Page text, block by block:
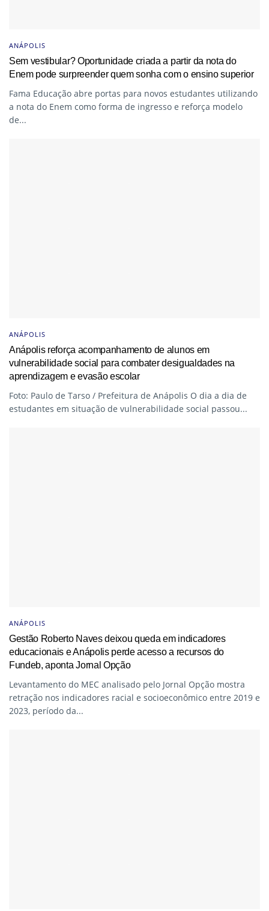
ANÁPOLIS
Sem vestibular? Oportunidade criada a partir da nota do
Enem pode surpreender quem sonha com o ensino superior
Fama Educação abre portas para novos estudantes utilizando
a nota do Enem como forma de ingresso e reforça modelo
de...
ANÁPOLIS
Anápolis reforça acompanhamento de alunos em
vulnerabilidade social para combater desigualdades na
aprendizagem e evasão escolar
Foto: Paulo de Tarso / Prefeitura de Anápolis O dia a dia de
estudantes em situação de vulnerabilidade social passou...
ANÁPOLIS
Gestão Roberto Naves deixou queda em indicadores
educacionais e Anápolis perde acesso a recursos do
Fundeb, aponta Jornal Opção
Levantamento do MEC analisado pelo Jornal Opção mostra
retração nos indicadores racial e socioeconômico entre 2019 e
2023, período da...